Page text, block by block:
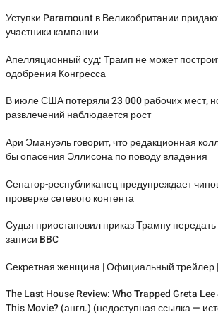
Уступки Paramount в Великобритании
участники кампании
Апелляционный суд: Трамп не может
одобрения Конгресса
В июле США потеряли 23 000 рабочих мест,
развлечений наблюдается рост
Ари Эмануэль говорит, что редакционная
бы опасения Эллисона по поводу владения
Сенатор-республиканец предупреждает
проверке сетевого контента
Судья приостановил приказ Трампу
записи BBC
Секретная женщина | Официальный трейлер
The Last House Review: Who Trapped Greta
This Movie? (англ.) (недоступная ссылка —